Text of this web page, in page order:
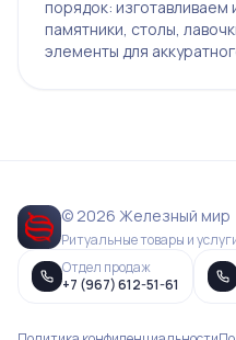
порядок: изготавливаем
памятники, столы,
элементы для
© 2026 Железный мир
Ритуальные товары и
Отдел продаж
+7 (967) 612-51-61